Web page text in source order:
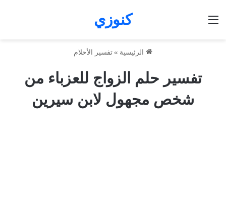
كنوزي
الرئيسية »تفسير الأحلام
تفسير حلم الزواج للعزباء من
شخص مجهول لابن سيرين